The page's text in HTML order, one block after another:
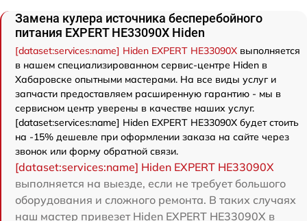
Замена кулера источника бесперебойного
питания EXPERT HE33090X Hiden
[dataset:services:name] Hiden EXPERT HE33090X выполняется
в нашем специализированном сервис-центре Hiden в
Хабаровске опытными мастерами. На все виды услуг и
запчасти предоставляем расширенную гарантию - мы в
сервисном центр уверены в качестве наших услуг.
[dataset:services:name] Hiden EXPERT HE33090X будет стоить
на -15% дешевле при оформлении заказа на сайте через
звонок или форму обратной связи.
[dataset:services:name] Hiden EXPERT HE33090X
выполняется на выезде, если не требует большого
оборудования и сложного ремонта. В таких случаях
наш мастер привезет Hiden EXPERT HE33090X в